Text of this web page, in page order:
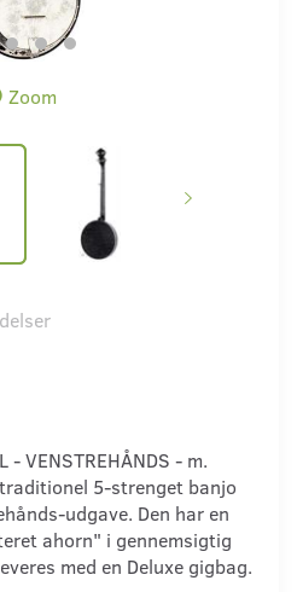
Zoom
- VENSTREHÅNDS - m.
5-strenget banjo
udgave. Den har en
ahorn" i gennemsigtig
med en Deluxe gigbag.